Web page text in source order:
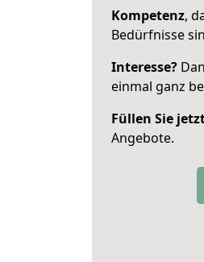
Kompetenz,
Bedürfnisse
Interesse?
einmal ganz
Füllen Sie
Angebote.